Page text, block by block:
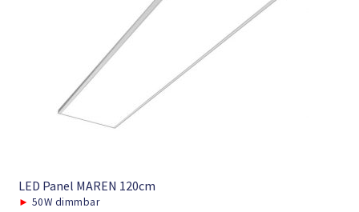
LED Panel MAREN 120cm
► 50W dimmbar